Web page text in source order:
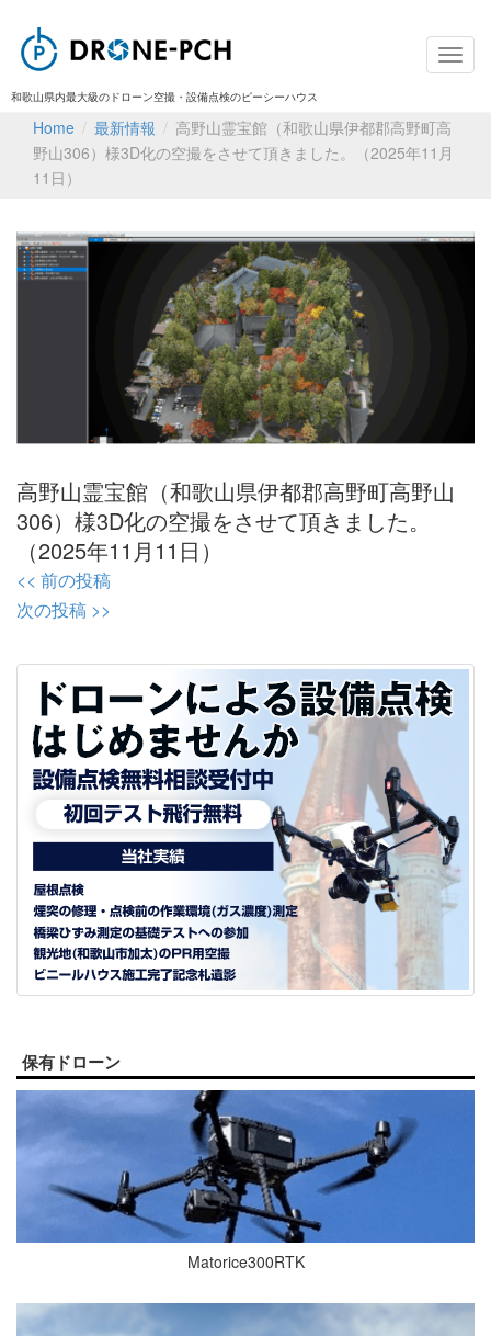
和歌山県内最大級のドローン空撮・設備点検のピーシーハウス
Home / 最新情報 / 高野山霊宝館（和歌山県伊都郡高野町高
野山306）様3D化の空撮をさせて頂きました。（2025年11月
11日）
高野山霊宝館（和歌山県伊都郡高野町高野山
306）様3D化の空撮をさせて頂きました。
（2025年11月11日）
投
稿
ビ
ー
シ
ョ
<< 前の投稿
次の投稿 >>
保有ドローン
Matorice300RTK